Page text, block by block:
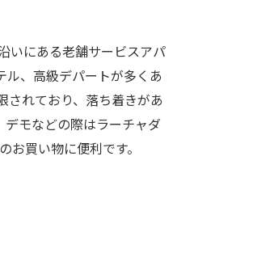
いにある老舗サービスアパ
、高級デパートが多くあ
されており、落ち着きがあ
デモなどの際はラーチャダ
買い物に便利です。